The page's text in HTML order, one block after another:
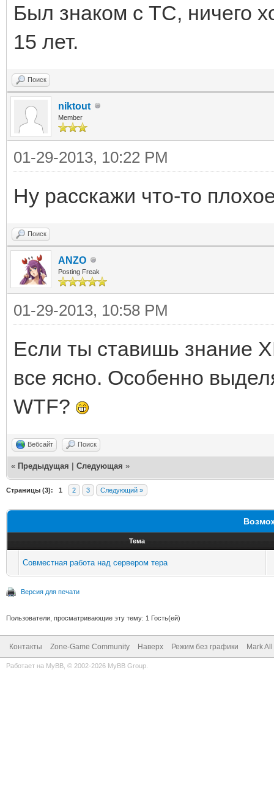
Был знаком с ТС, ничего
15 лет.
Поиск
niktout
Member
01-29-2013, 10:22 PM
Ну расскажи что-то
Поиск
ANZO
Posting Freak
01-29-2013, 10:58 PM
Если ты ставишь знание
все ясно. Особенно
WTF?
Вебсайт Поиск
« Предыдущая Следующая »
Страницы (3): 1 2 3 Следующий »
Тема
Совместная работа над сервером тера
Версия для печати
Пользователи, просматривающие эту тему: 1 Гость(ей)
Контакты Zone-Game Community Наверх Режим без графики Mark
Работает на MyBB , © 2002-2026 MyBB Group